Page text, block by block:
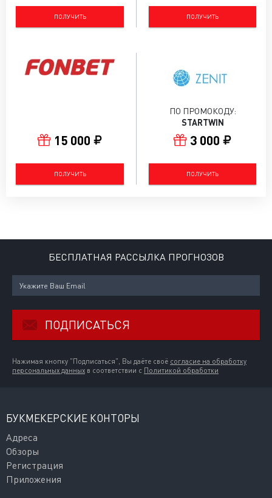
ПОЛУЧИТЬ ПОЛУЧИТЬ
15 000
ПОЛУЧИТЬ
ПО ПРОМОКОДУ:
STARTWIN
3 000
ПОЛУЧИТЬ
БЕСПЛАТНАЯ РАССЫЛКА ПРОГНОЗОВ
ПОДПИСАТЬСЯ
Нажимая кнопку "Подписаться", Вы даёте своё согласие на обработку
персональных данных в соответствии с Политикой обработки
БУКМЕКЕРСКИЕ КОНТОРЫ
Адреса
Обзоры
Регистрация
Приложения